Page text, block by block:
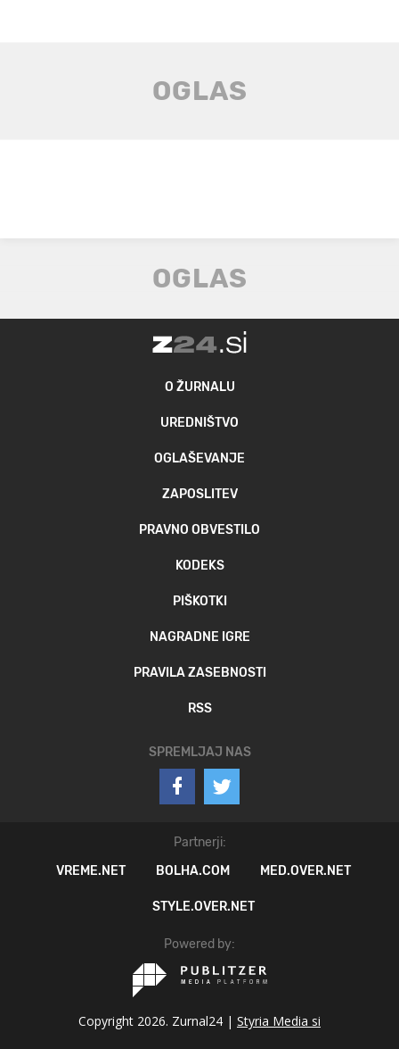
O ŽURNALU
UREDNIŠTVO
OGLAŠEVANJE
ZAPOSLITEV
PRAVNO OBVESTILO
KODEKS
PIŠKOTKI
NAGRADNE IGRE
PRAVILA ZASEBNOSTI
RSS
SPREMLJAJ NAS
Partnerji:
VREME.NET
BOLHA.COM MED.OVER.NET
STYLE.OVER.NET
Powered by:
Copyright 2026. Zurnal24 | Styria Media si